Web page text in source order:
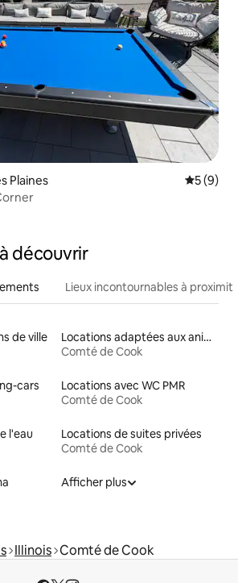
Plaines
5 (9)
découvrir
Lieux incontournables à
de ville
Locations adaptées aux animaux
Comté de Cook
cars
Locations avec WC PMR
Comté de Cook
l'eau
Locations de suites privées
Comté de Cook
Afficher plus
Illinois Comté de Cook